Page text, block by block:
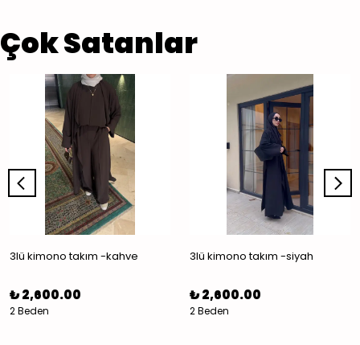
Çok Satanlar
3lü kimono takım -kahve
₺ 2,600.00
2 Beden
3lü kimono takım -siyah
₺ 2,600.00
2 Beden